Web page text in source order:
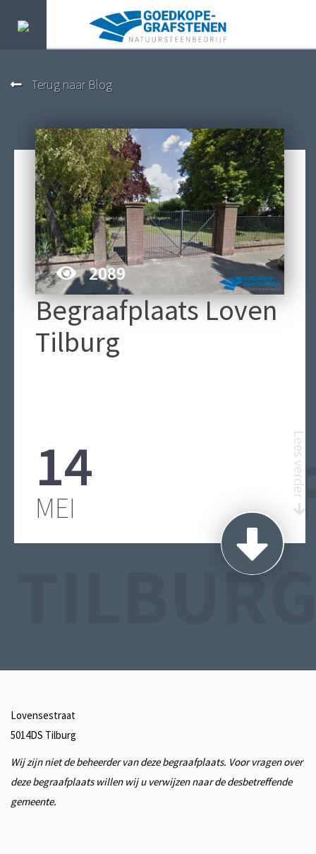
Terug naar Blog
2089
Begraafplaats Loven
Tilburg
14
MEI
Lees verder
Lovensestraat
5014DS Tilburg
Wij zijn niet de beheerder van deze begraafplaats. Voor vragen over
deze begraafplaats willen wij u verwijzen naar de desbetreffende
gemeente.